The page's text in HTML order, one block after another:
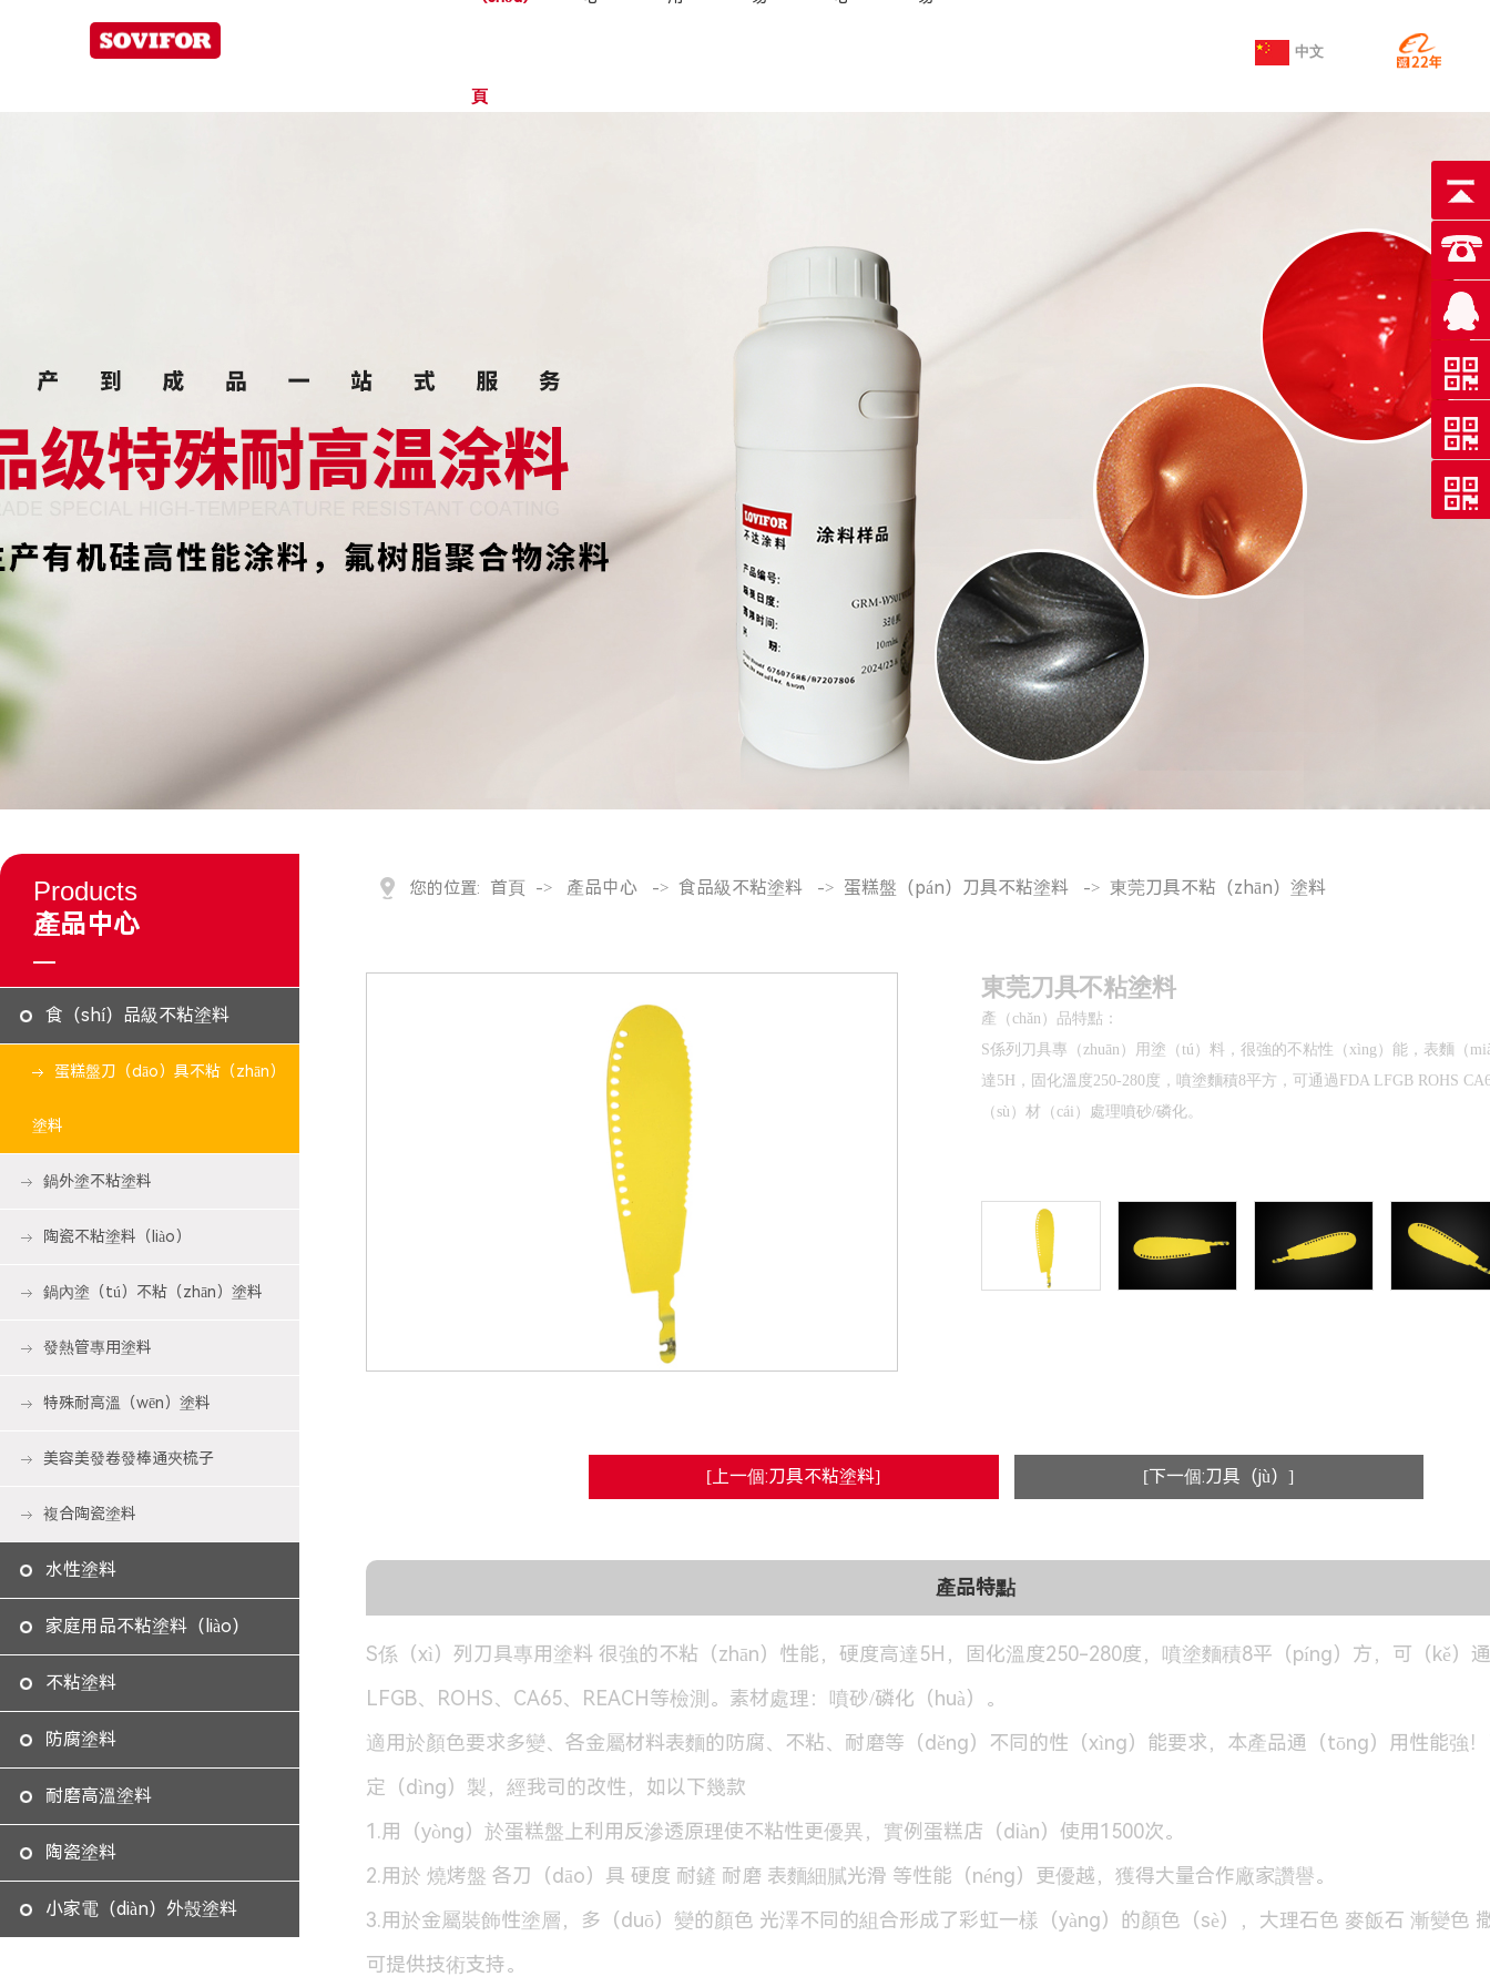
頁
中文
Products
產品中心
食（shí）品級不粘塗料
蛋糕盤刀（dāo）具不粘（zhān）
塗料
鍋外塗不粘塗料
陶瓷不粘塗料（liào）
鍋內塗（tú）不粘（zhān）塗料
發熱管專用塗料
特殊耐高溫（wēn）塗料
美容美發卷發棒通夾梳子
複合陶瓷塗料
水性塗料
家庭用品不粘塗料（liào）
不粘塗料
防腐塗料
耐磨高溫塗料
陶瓷塗料
小家電（diàn）外殼塗料
您的位置: 首頁 -> 產品中心 -> 食品級不粘塗料 -> 蛋糕盤（pán）刀具不粘塗料 -> 東莞刀具不粘（zhān）塗料
東莞刀具不粘塗料
產（chǎn）品特點：
S係列刀具專（zhuān）用塗（tú）料， 很強的不粘性（xìng）能，表麵（
達5H，固化溫度250-280度，噴塗麵積8平方，可通過FDA LFGB ROHS
（sù）材（cái）處理噴砂/磷化。
[上一個:刀具不粘塗料] [下一個:刀具（jù）]
產品特點
S係（xì）列刀具專用塗料 很強的不粘（zhān）性能，硬度高達5H，固化溫度250-280度，噴塗麵積8平（píng）方，可（kě）
LFGB、ROHS、CA65、REACH等檢測。素材處理：噴砂/磷化（huà）。
適用於顏色要求多變、各金屬材料表麵的防腐、不粘、耐磨等（děng）不同的性（xìng）能要求，本產品通（tōng）用性能強
定（dìng）製，經我司的改性，如以下幾款
1.用（yòng）於蛋糕盤上利用反滲透原理使不粘性更優異，實例蛋糕店（diàn）使用1500次。
2.用於 燒烤盤 各刀（dāo）具 硬度 耐鏟 耐磨 表麵細膩光滑 等性能（néng）更優越，獲得大量合作廠家讚譽。
3.用於金屬裝飾性塗層，多（duō）變的顏色 光澤不同的組合形成了彩虹一樣（yàng）的顏色（sè），大理石色 麥飯石 漸變色
可提供技術支持。